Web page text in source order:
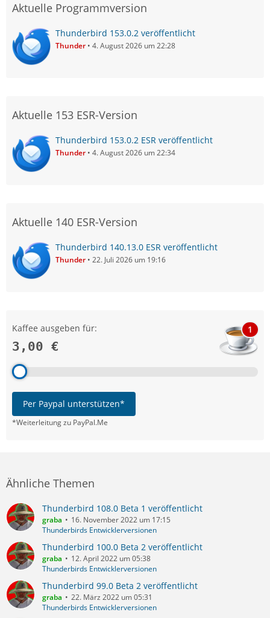
Aktuelle Programmversion
Thunderbird 153.0.2 veröffentlicht
Thunder 4. August 2026 um 22:28
Aktuelle 153 ESR-Version
Thunderbird 153.0.2 ESR veröffentlicht
Thunder 4. August 2026 um 22:34
Aktuelle 140 ESR-Version
Thunderbird 140.13.0 ESR veröffentlicht
Thunder 22. Juli 2026 um 19:16
Kaffee ausgeben für:
3,00 €
1
Per Paypal unterstützen*
*Weiterleitung zu PayPal.Me
Ähnliche Themen
Thunderbird 108.0 Beta 1 veröffentlicht
graba
16. November 2022 um 17:15
Thunderbirds Entwicklerversionen
Thunderbird 100.0 Beta 2 veröffentlicht
graba
12. April 2022 um 05:38
Thunderbirds Entwicklerversionen
Thunderbird 99.0 Beta 2 veröffentlicht
graba
22. März 2022 um 05:31
Thunderbirds Entwicklerversionen